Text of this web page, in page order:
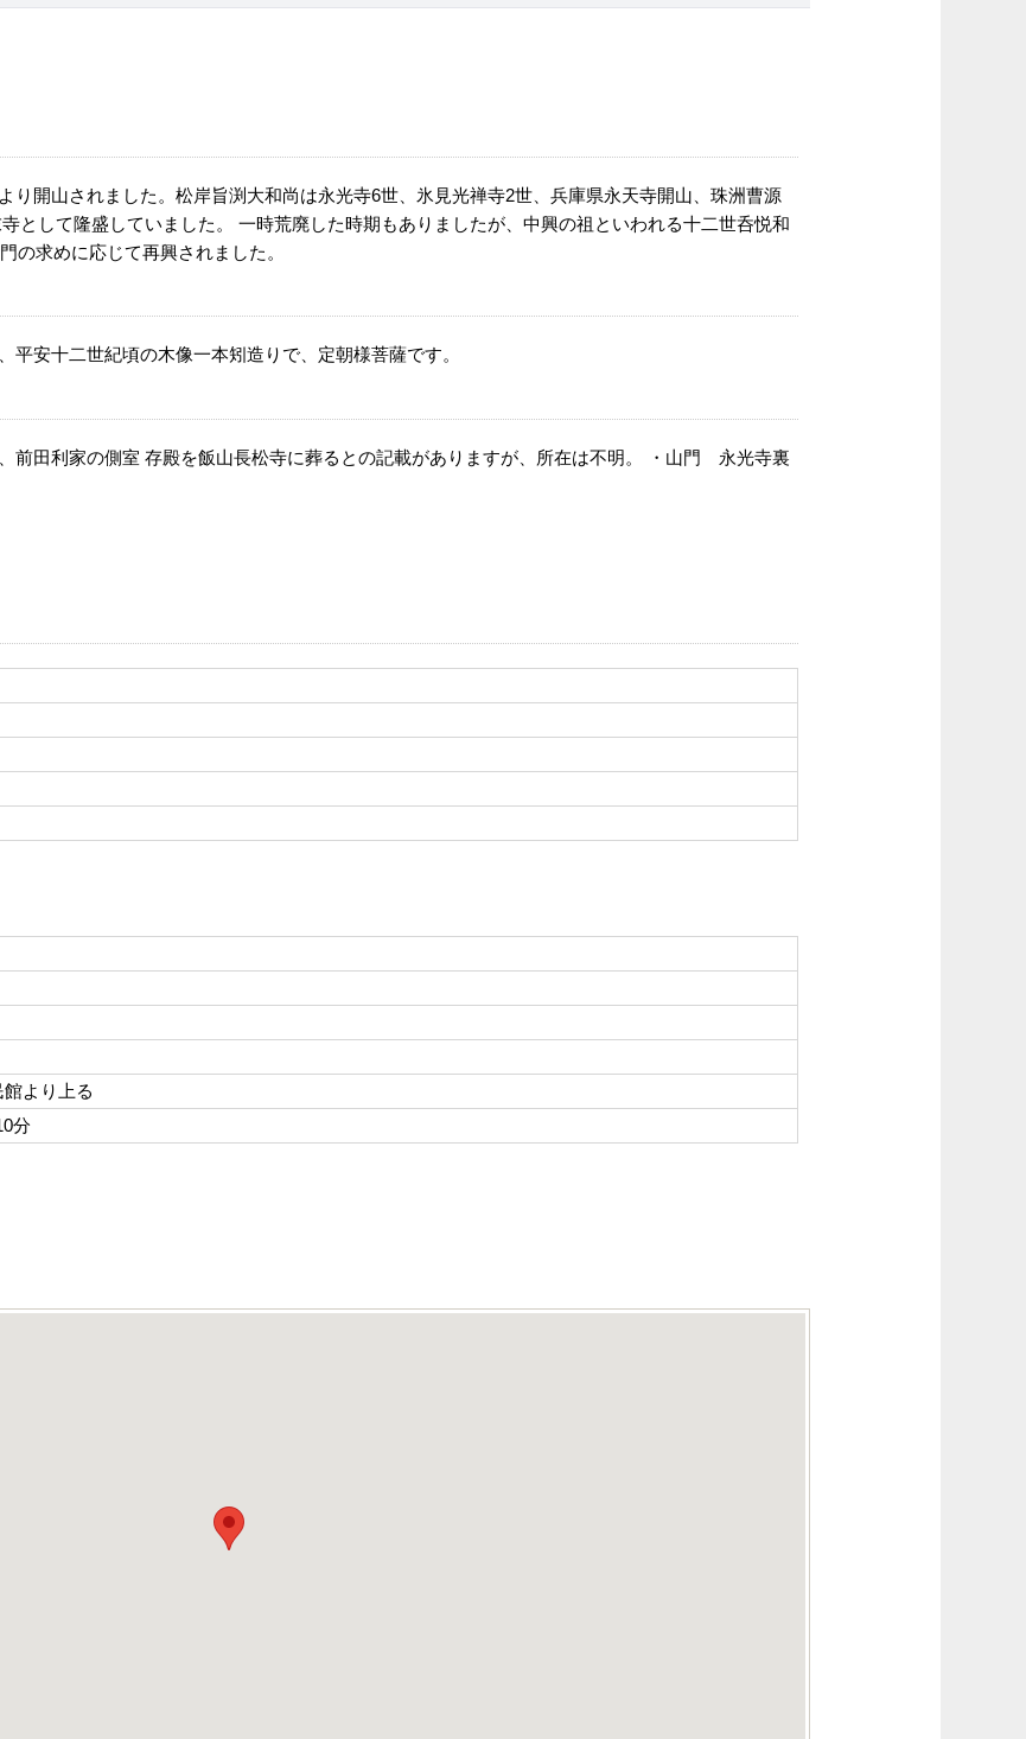
り開山されました。松岸旨渕大和尚は永光寺6世、氷見光禅寺2世、兵庫県永天寺開山、珠洲曹源
として隆盛していました。 一時荒廃した時期もありましたが、中興の祖といわれる十二世呑悦和
の求めに応じて再興されました。
安十二世紀頃の木像一本矧造りで、定朝様菩薩です。
前田利家の側室 存殿を飯山長松寺に葬るとの記載がありますが、所在は不明。 ・山門 永光寺裏
より上る
分